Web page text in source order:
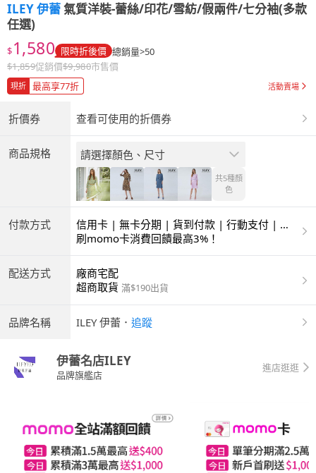
ILEY 伊蕾氣質洋裝-蕾絲/印花/雪紡/假兩件/七分袖(多款
任選)
$1,580 限時折後價 總銷量>50
$1,859促銷價$9,980市售價
現折 最高享77折 活動賣場
折價券 查看可使用的折價券
商品規格 請選擇顏色、尺寸
共5種顏
色
付款方式
信用卡 | 無卡分期 | 貨到付款 | 行動支付 | 超
商付款 | ATM | 銀聯卡
刷momo卡消費回饋最高3%！
配送方式
廠商宅配
超商取貨 滿$190出貨
品牌名稱 ILEY 伊蕾 ． 追蹤
伊蕾名店ILEY
品牌旗艦店
進店逛逛